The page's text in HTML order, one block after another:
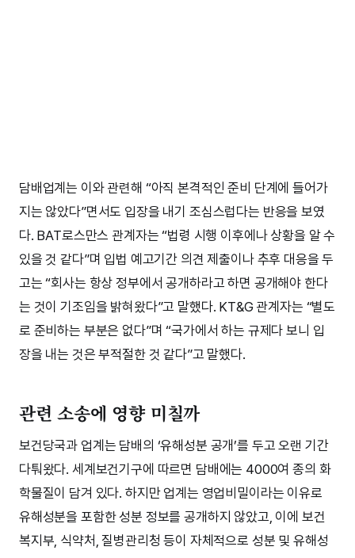
담배업계는 이와 관련해 “아직 본격적인 준비 단계에 들어가
지는 않았다”면서도 입장을 내기 조심스럽다는 반응을 보였
다. BAT로스만스 관계자는 “법령 시행 이후에나 상황을 알 수
있을 것 같다”며 입법 예고기간 의견 제출이나 추후 대응을 두
고는 “회사는 항상 정부에서 공개하라고 하면 공개해야 한다
는 것이 기조임을 밝혀왔다”고 말했다. KT&G 관계자는 “별도
로 준비하는 부분은 없다”며 “국가에서 하는 규제다 보니 입
장을 내는 것은 부적절한 것 같다”고 말했다.
관련 소송에 영향 미칠까
보건당국과 업계는 담배의 ‘유해성분 공개’를 두고 오랜 기간
다퉈왔다. 세계보건기구에 따르면 담배에는 4000여 종의 화
학물질이 담겨 있다. 하지만 업계는 영업비밀이라는 이유로
유해성분을 포함한 성분 정보를 공개하지 않았고, 이에 보건
복지부, 식약처, 질병관리청 등이 자체적으로 성분 및 유해성